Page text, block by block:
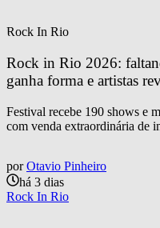
Rock In Rio
Rock in Rio 2026:
ganha forma e artistas
Festival recebe 190 shows e
com venda extraordinária de
por Otavio Pinheiro
há 3 dias
Rock In Rio